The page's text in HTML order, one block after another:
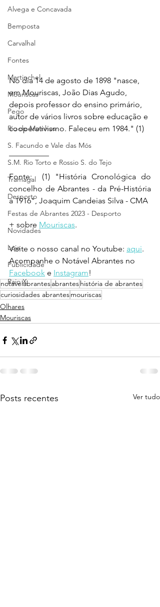
Alvega e Concavada
Bemposta
Carvalhal
Fontes
Martinchel
Mouriscas
Pego
Rio de Moinhos
S. Facundo e Vale das Mós
S.M. Rio Torto e Rossio S. do Tejo
Tramagal
Desporto
Festas de Abrantes 2023 - Desporto
Novidades
Loja
Publicidade
Raio X
No dia 14 de agosto de 1898 "nasce,
em Mouriscas, João Dias Agudo,
depois professor do ensino primário,
autor de vários livros sobre educação e
cooperativismo. Faleceu em 1984." (1)
Fonte:  (1) "História Cronológica do
concelho de Abrantes - da Pré-História
a 1916", Joaquim Candeias Silva - CMA
+ sobre Mouriscas.
Visite o nosso canal no Youtube: aqui.
Acompanhe o Notável Abrantes no
Facebook e Instagram!
notavelabrantesabranteshistória de abrantes
curiosidades abrantesmouriscas
Olhares
Mouriscas
Posts recentes Ver tudo